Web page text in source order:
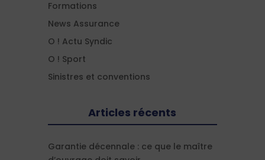
Formations
News Assurance
O ! Actu Syndic
O ! Sport
Sinistres et conventions
Articles récents
Garantie décennale : ce que le maître